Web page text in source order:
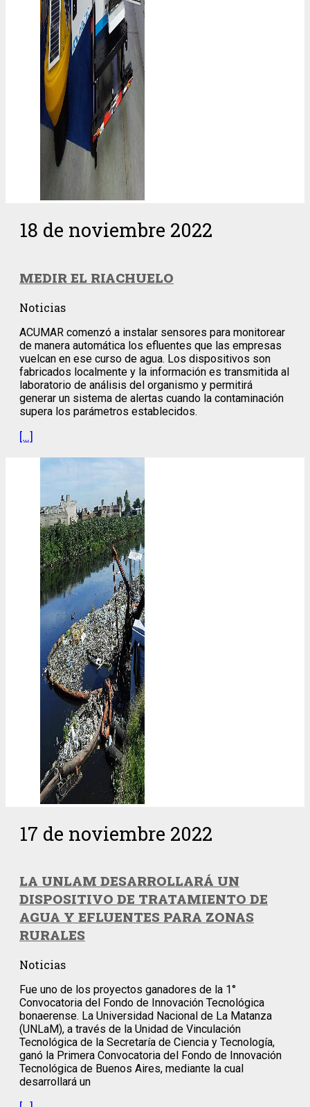
18 de noviembre 2022
MEDIR EL RIACHUELO
Noticias
ACUMAR comenzó a instalar sensores para monitorear
de manera automática los efluentes que las empresas
vuelcan en ese curso de agua. Los dispositivos son
fabricados localmente y la información es transmitida al
laboratorio de análisis del organismo y permitirá
generar un sistema de alertas cuando la contaminación
supera los parámetros establecidos.
[…]
17 de noviembre 2022
LA UNLAM DESARROLLARÁ UN
DISPOSITIVO DE TRATAMIENTO DE
AGUA Y EFLUENTES PARA ZONAS
RURALES
Noticias
Fue uno de los proyectos ganadores de la 1°
Convocatoria del Fondo de Innovación Tecnológica
bonaerense. La Universidad Nacional de La Matanza
(UNLaM), a través de la Unidad de Vinculación
Tecnológica de la Secretaría de Ciencia y Tecnología,
ganó la Primera Convocatoria del Fondo de Innovación
Tecnológica de Buenos Aires, mediante la cual
desarrollará un